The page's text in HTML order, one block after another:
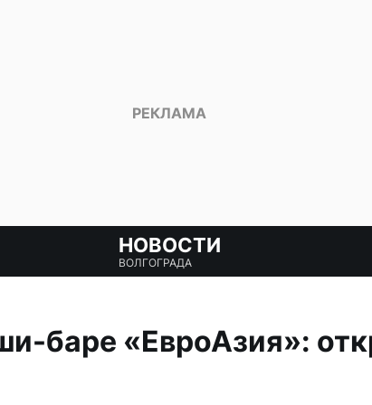
НОВОСТИ
ВОЛГОГРАДА
баре «ЕвроАзия»: